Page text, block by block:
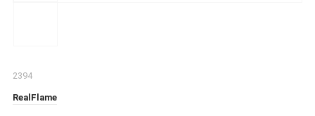
2394
RealFlame